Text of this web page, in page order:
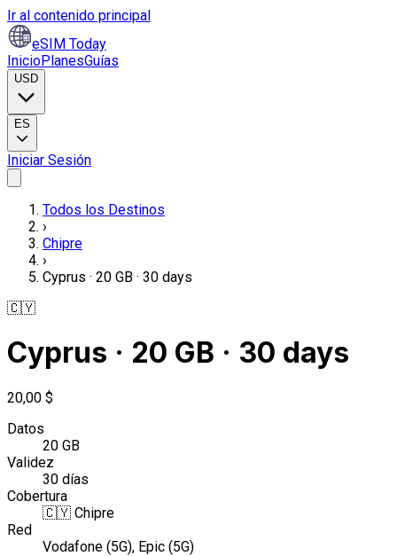
Ir al contenido principal
eSIM Today
InicioPlanesGuías
USD
ES
Iniciar Sesión
Todos los Destinos
›
Chipre
›
Cyprus · 20 GB · 30 days
🇨🇾
Cyprus · 20 GB · 30 days
20,00 $
Datos
20 GB
Validez
30 días
Cobertura
🇨🇾 Chipre
Red
Vodafone (5G), Epic (5G)